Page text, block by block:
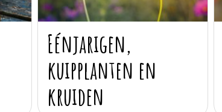
Eénjarigen,
kuipplanten en
kruiden